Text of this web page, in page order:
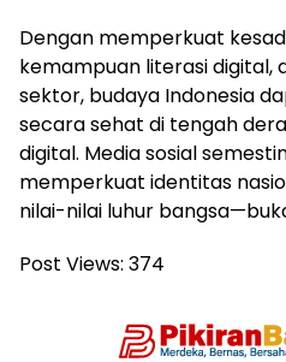
Dengan memperkuat
kemampuan literasi digital,
sektor, budaya Indonesia
secara sehat di tengah
digital. Media sosial
memperkuat identitas
nilai-nilai luhur
Post Views: 374